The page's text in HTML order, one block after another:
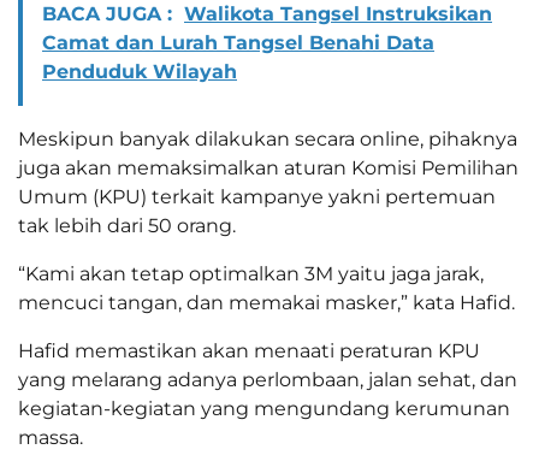
BACA JUGA : Walikota Tangsel Instruksikan
Camat dan Lurah Tangsel Benahi Data
Penduduk Wilayah
Meskipun banyak dilakukan secara online, pihaknya
juga akan memaksimalkan aturan Komisi Pemilihan
Umum (KPU) terkait kampanye yakni pertemuan
tak lebih dari 50 orang.
“Kami akan tetap optimalkan 3M yaitu jaga jarak,
mencuci tangan, dan memakai masker,” kata Hafid.
Hafid memastikan akan menaati peraturan KPU
yang melarang adanya perlombaan, jalan sehat, dan
kegiatan-kegiatan yang mengundang kerumunan
massa.